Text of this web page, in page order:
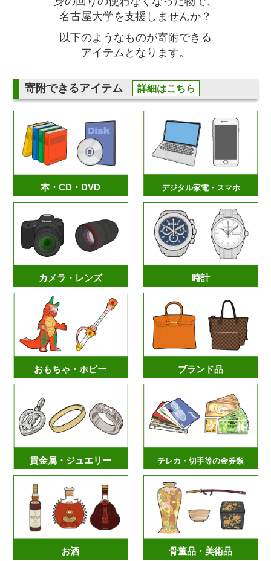
名古屋大学を支援しませんか？
以下のようなものが寄附できる
アイテムとなります。
寄附できるアイテム 詳細はこちら
本・CD・DVD デジタル家電・スマホ
カメラ・レンズ 時計
おもちゃ・ホビー ブランド品
貴金属・ジュエリー テレカ・切手等の金券類
お酒 骨董品・美術品